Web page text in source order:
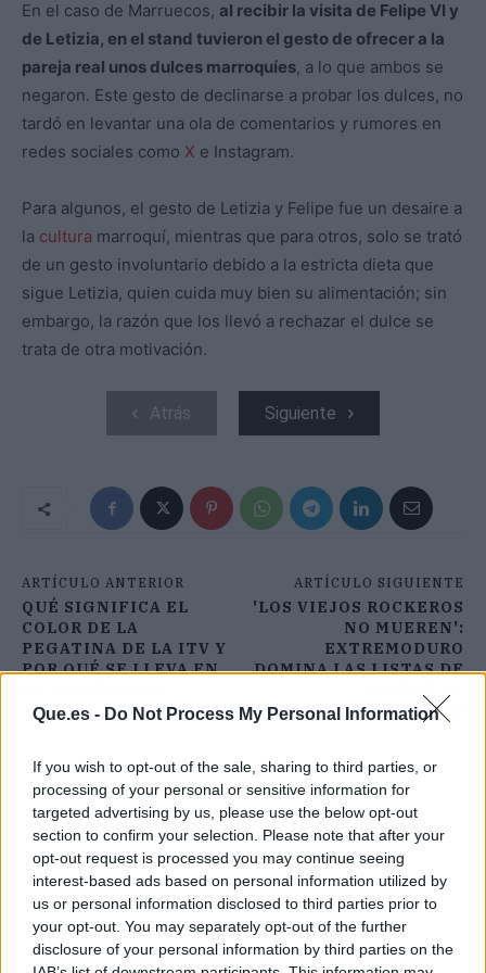
Que.es - Do Not Process My Personal Information
If you wish to opt-out of the sale, sharing to third parties, or
processing of your personal or sensitive information for
targeted advertising by us, please use the below opt-out
section to confirm your selection. Please note that after your
opt-out request is processed you may continue seeing
interest-based ads based on personal information utilized by
us or personal information disclosed to third parties prior to
your opt-out. You may separately opt-out of the further
disclosure of your personal information by third parties on the
En el caso de Marruecos, al recibir la visita de Felipe VI y
de Letizia, en el stand tuvieron el gesto de ofrecer a la
pareja real unos dulces marroquíes, a lo que ambos se
negaron. Este gesto de declinarse a probar los dulces, no
tardó en levantar una ola de comentarios y rumores en
redes sociales como X e Instagram.
Para algunos, el gesto de Letizia y Felipe fue un desaire a
la cultura marroquí, mientras que para otros, solo se trató
de un gesto involuntario debido a la estricta dieta que
sigue Letizia, quien cuida muy bien su alimentación; sin
embargo, la razón que los llevó a rechazar el dulce se
trata de otra motivación.
Atrás Siguiente
ARTÍCULO ANTERIOR
QUÉ SIGNIFICA EL
COLOR DE LA
PEGATINA DE LA ITV Y
POR QUÉ SE LLEVA EN
ARTÍCULO SIGUIENTE
'LOS VIEJOS ROCKEROS
NO MUEREN':
EXTREMODURO
DOMINA LAS LISTAS DE
PRINCIPIOS DEL AÑO